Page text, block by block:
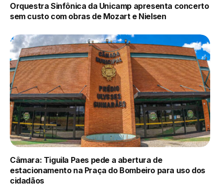
Orquestra Sinfônica da Unicamp apresenta concerto
sem custo com obras de Mozart e Nielsen
Câmara: Tiguila Paes pede a abertura de
estacionamento na Praça do Bombeiro para uso dos
cidadãos